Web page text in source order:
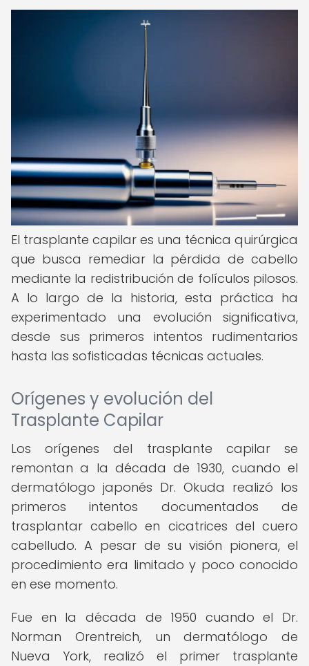
El trasplante capilar es una técnica quirúrgica
que busca remediar la pérdida de cabello
mediante la redistribución de folículos pilosos.
A lo largo de la historia, esta práctica ha
experimentado una evolución significativa,
desde sus primeros intentos rudimentarios
hasta las sofisticadas técnicas actuales.
Orígenes y evolución del
Trasplante Capilar
Los orígenes del trasplante capilar se
remontan a la década de 1930, cuando el
dermatólogo japonés Dr. Okuda realizó los
primeros intentos documentados de
trasplantar cabello en cicatrices del cuero
cabelludo. A pesar de su visión pionera, el
procedimiento era limitado y poco conocido
en ese momento.
Fue en la década de 1950 cuando el Dr.
Norman Orentreich, un dermatólogo de
Nueva York, realizó el primer trasplante